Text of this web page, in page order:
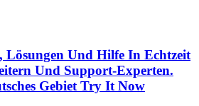
Lösungen Und Hilfe In Echtzeit
Und Support-Experten.
Gebiet Try It Now